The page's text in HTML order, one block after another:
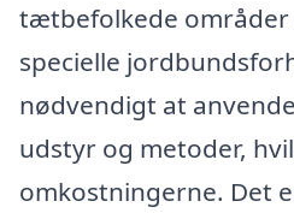
tætbefolkede områder
specielle
nødvendigt at
udstyr og metoder,
omkostningerne. Det